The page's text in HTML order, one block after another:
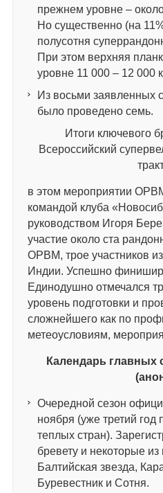
прежнем уровне –
Но существенно (на
полусотня
При этом верхняя
уровне 11 000 – 12 000
Из восьми заявленных
было проведено семь.
Итоги ключевого
Всероссийский
в этом мероприятии
командой клуба
руководством Игоря
участие около ста
ОРВМ, трое участников
Индии. Успешно
Единодушно отмечался
уровень подготовки и
сложнейшего как по
метеоусловиям,
Календарь главных
Очередной сезон
ноября (уже третий год
теплых стран).
бревету и некоторые
Балтийская звезда,
Буревестник и Сотня.